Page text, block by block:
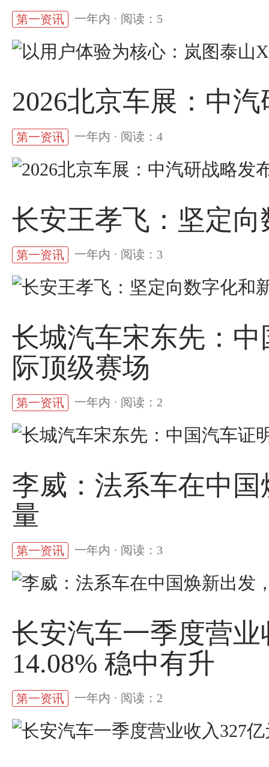
第一资讯 一年内 · 阅读：5
2026北京车展：中
第一资讯 一年内 · 阅读：4
长安王孝飞：坚定
第一资讯 一年内 · 阅读：3
长城汽车宋东先：
际顶级赛场
第一资讯 一年内 · 阅读：2
李威：法系车在中
量
第一资讯 一年内 · 阅读：3
长安汽车一季度营
14.08% 稳中有升
第一资讯 一年内 · 阅读：2